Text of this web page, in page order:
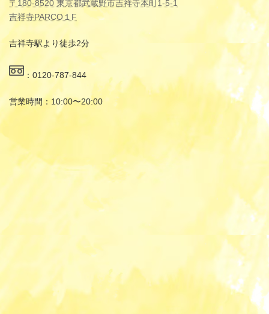
〒180-8520 東京都武蔵野市吉祥寺本町1-5-1
吉祥寺PARCO１F
吉祥寺駅より徒歩2分
：0120-787-844
営業時間：10:00〜20:00